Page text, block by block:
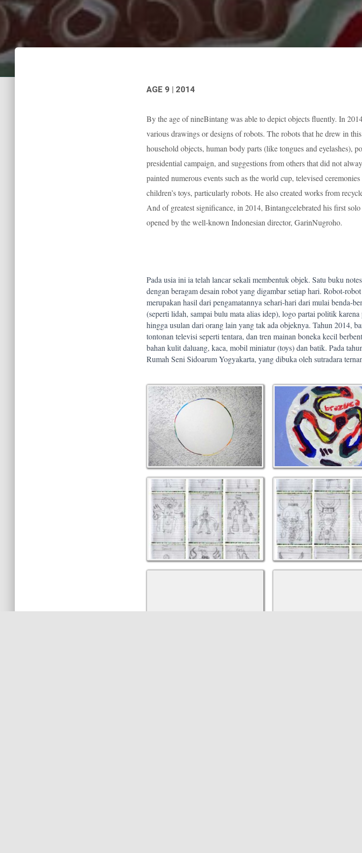
AGE 9 | 2014
By the age of nineBintang was able to depict objects fluently. In
various drawings or designs of robots. The robots that he drew in
household objects, human body parts (like tongues and eyelashes),
presidential campaign, and suggestions from others that did not
painted numerous events such as the world cup, televised
children’s toys, particularly robots. He also created works from
And of greatest significance, in 2014, Bintangcelebrated his first
opened by the well-known Indonesian director, GarinNugroho.
Pada usia ini ia telah lancar sekali membentuk objek. Satu buku
dengan beragam desain robot yang digambar setiap hari. Robot-
merupakan hasil dari pengamatannya sehari-hari dari mulai benda-
(seperti lidah, sampai bulu mata alias idep), logo partai politik karena
hingga usulan dari orang lain yang tak ada objeknya. Tahun 2014,
tontonan televisi seperti tentara, dan tren mainan boneka kecil
bahan kulit daluang, kaca, mobil miniatur (toys) dan batik. Pada
Rumah Seni Sidoarum Yogyakarta, yang dibuka oleh sutradara